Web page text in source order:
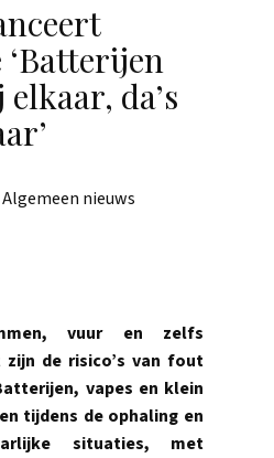
da’s
Algemeen nieuws
vuur en zelfs
de risico’s van fout
vapes en klein
tijdens de ophaling en
situaties, met